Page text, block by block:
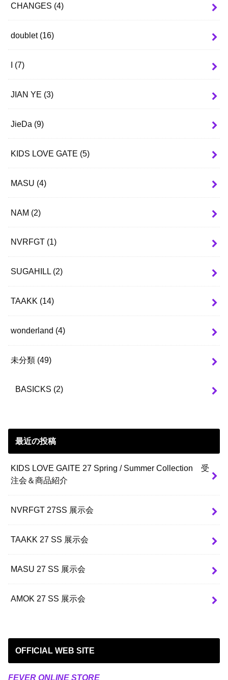
CHANGES (4)
doublet (16)
I (7)
JIAN YE (3)
JieDa (9)
KIDS LOVE GATE (5)
MASU (4)
NAM (2)
NVRFGT (1)
SUGAHILL (2)
TAAKK (14)
wonderland (4)
未分類 (49)
BASICKS (2)
最近の投稿
KIDS LOVE GAITE 27 Spring / Summer Collection 受
注会＆商品紹介
NVRFGT 27SS 展示会
TAAKK 27 SS 展示会
MASU 27 SS 展示会
AMOK 27 SS 展示会
OFFICIAL WEB SITE
FEVER ONLINE STORE